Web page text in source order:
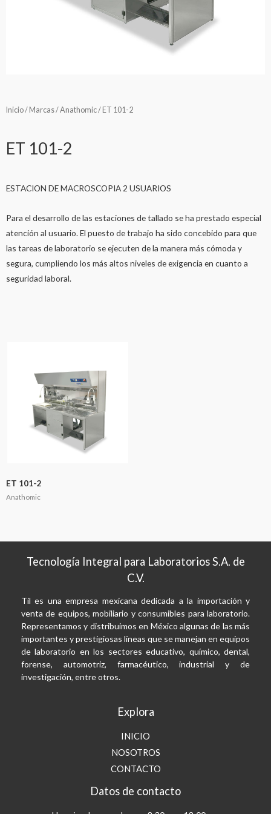
Inicio/ Marcas/Anathomic/ ET 101-2
ET 101-2
ESTACION DE MACROSCOPIA 2 USUARIOS
Para el desarrollo de las estaciones de tallado se ha prestado especial
atención al usuario. El puesto de trabajo ha sido concebido para que
las tareas de laboratorio se ejecuten de la manera más cómoda y
segura, cumpliendo los más altos niveles de exigencia en cuanto a
seguridad laboral.
ET 101-2
Anathomic
Tecnología Integral para Laboratorios S.A. de
C.V.
Til es una empresa mexicana dedicada a la importación y
venta de equipos, mobiliario y consumibles para laboratorio.
Representamos y distribuimos en México algunas de las más
importantes y prestigiosas líneas que se manejan en equipos
de laboratorio en los sectores educativo, químico, dental,
forense, automotriz, farmacéutico, industrial y de
investigación, entre otros.
Explora
INICIO
NOSOTROS
CONTACTO
Datos de contacto